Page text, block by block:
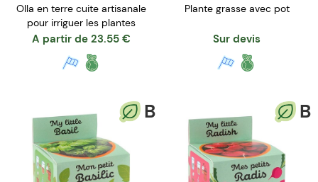
Olla en terre cuite artisanale
pour irriguer les plantes
A partir de 23.55 €
Plante grasse avec pot
Sur devis
B B